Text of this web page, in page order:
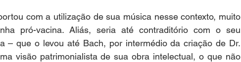
com a utilização de sua música nesse contexto, muito
pró-vacina. Aliás, seria até contraditório com o seu
– que o levou até Bach, por intermédio da criação de Dr.
visão patrimonialista de sua obra intelectual, o que não